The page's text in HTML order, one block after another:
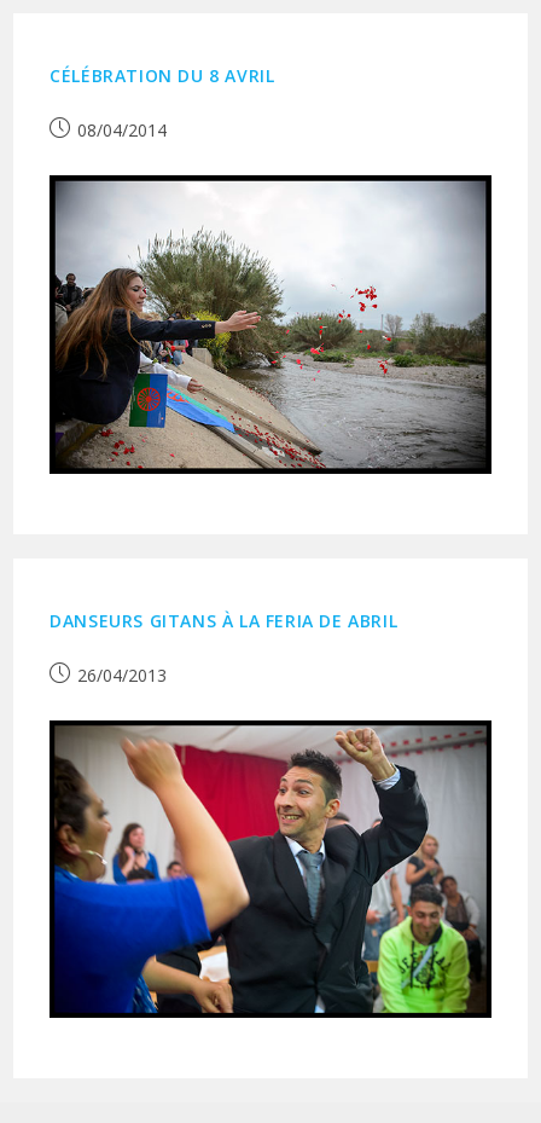
CÉLÉBRATION DU 8 AVRIL
Publication
08/04/2014
DANSEURS GITANS À LA FERIA DE ABRIL
Publication
26/04/2013